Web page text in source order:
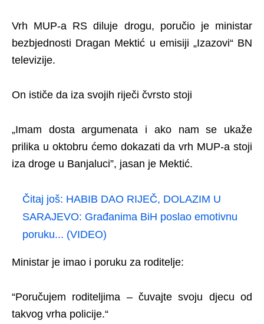
Vrh MUP-a RS diluje drogu, poručio je ministar
bezbjednosti Dragan Mektić u emisiji „Izazovi“ BN
televizije.
On ističe da iza svojih riječi čvrsto stoji
„Imam dosta argumenata i ako nam se ukaže
prilika u oktobru ćemo dokazati da vrh MUP-a stoji
iza droge u Banjaluci”, jasan je Mektić.
Čitaj još: HABIB DAO RIJEČ, DOLAZIM U
SARAJEVO: Građanima BiH poslao emotivnu
poruku... (VIDEO)
Ministar je imao i poruku za roditelje:
“Poručujem roditeljima – čuvajte svoju djecu od
takvog vrha policije.“